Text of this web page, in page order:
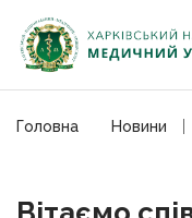
Головна Новини